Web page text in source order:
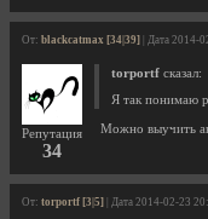
От: blackcatmax [34|39] | Дата 2014-
Репутация
34
torportf сказал:
Я так понимаю
Можно выучить
От: torportf [3|5] | Дата 2014-02-23